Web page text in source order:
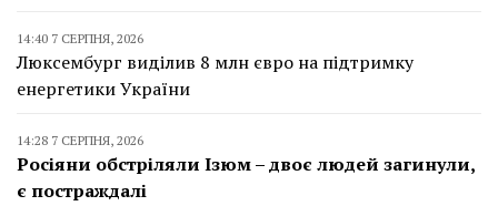
14:40 7 СЕРПНЯ, 2026
Люксембург виділив 8 млн євро на підтримку
енергетики України
14:28 7 СЕРПНЯ, 2026
Росіяни обстріляли Ізюм – двоє людей загинули,
є постраждалі